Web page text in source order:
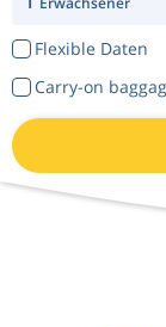
Flexible Daten
Carry-on